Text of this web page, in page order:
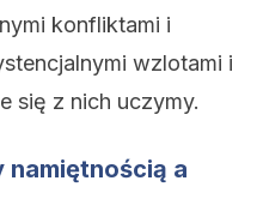
konfliktami i
wzlotami i
się z nich uczymy.
namiętnością a